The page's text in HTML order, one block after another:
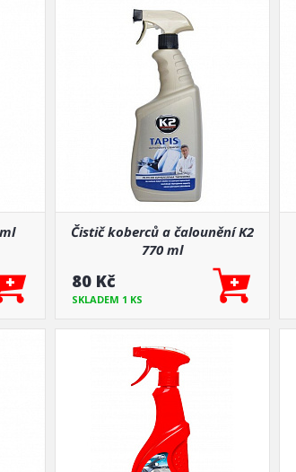
Čistič koberců a čalounění K2
770 ml
80 Kč
SKLADEM 1 KS